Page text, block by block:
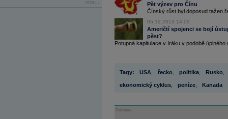
více...
Pět výzev pro Čínu
Čínský růst byl doposud tažen
05.12.2013 14:09
Američtí spojenci se bojí
pěst?
Potupná kapitulace v Iráku v podobě
Tagy: USA řecko politika Rusko
ekonomický cyklus peníze Kanada
Reklama